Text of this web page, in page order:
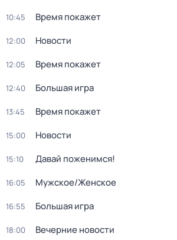
10:45 Время покажет
12:00 Новости
12:05 Время покажет
12:40 Большая игра
13:45 Время покажет
15:00 Новости
15:10 Давай поженимся!
16:05 Мужское/Женское
16:55 Большая игра
18:00 Вечерние новости